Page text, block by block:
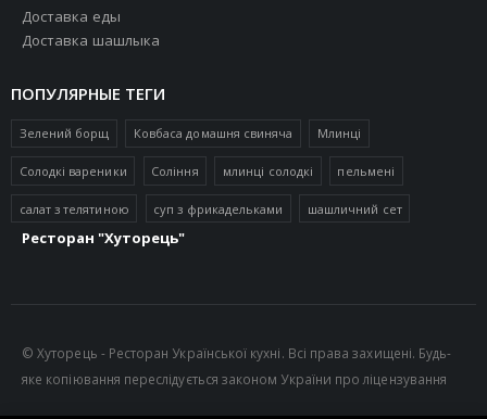
Доставка еды
Доставка шашлыка
ПОПУЛЯРНЫЕ ТЕГИ
Зелений борщ Ковбаса домашня свиняча Млинці
Солодкі вареники Соління млинці солодкі пельмені
салат з телятиною суп з фрикадельками шашличний сет
Ресторан "Хуторець"
© Хуторець - Ресторан Української кухні. Всі права захищені. Будь-
яке копіювання переслідується законом України про ліцензування